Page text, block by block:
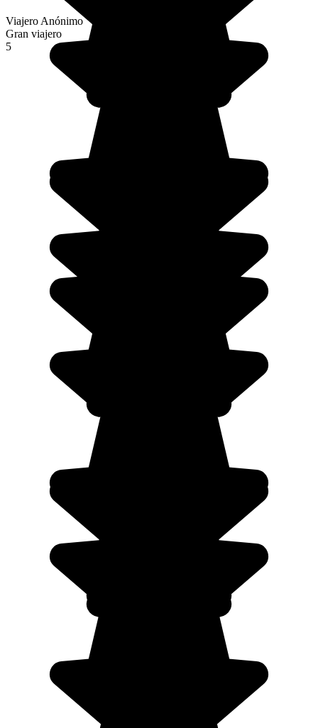
Viajero Anónimo
Gran viajero
5